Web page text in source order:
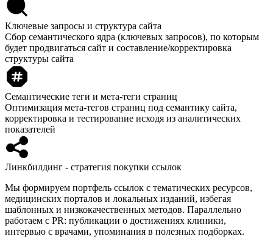
Ключевые запросы и структура сайта
Сбор семантического ядра (ключевых запросов), по которым
будет продвигаться сайт и составление/корректировка
структуры сайта
Семантические теги и мета-теги страниц
Оптимизация мета-тегов страниц под семантику сайта,
корректировка и тестирование исходя из аналитических
показателей
Линкбилдинг - стратегия покупки ссылок
Мы формируем портфель ссылок с тематических ресурсов,
медицинских порталов и локальных изданий, избегая
шаблонных и низкокачественных методов. Параллельно
работаем с PR: публикации о достижениях клиники,
интервью с врачами, упоминания в полезных подборках.